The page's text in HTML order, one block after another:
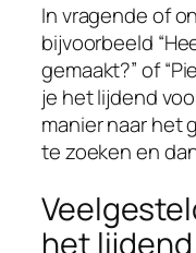
In vragende of
bijvoorbeeld
gemaakt?” of
je het lijdend
manier naar het
te zoeken en
het